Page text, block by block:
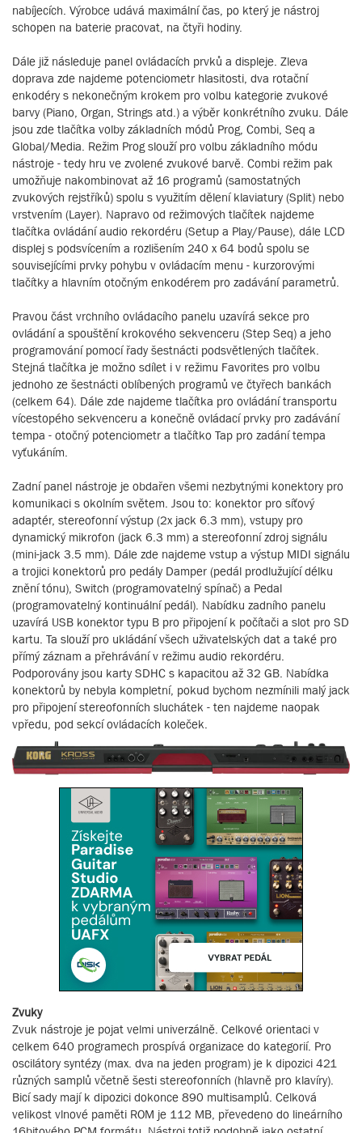
nabíjecích. Výrobce udává maximální čas, po který je nástroj
schopen na baterie pracovat, na čtyři hodiny.
Dále již následuje panel ovládacích prvků a displeje. Zleva
doprava zde najdeme potenciometr hlasitosti, dva rotační
enkodéry s nekonečným krokem pro volbu kategorie zvukové
barvy (Piano, Organ, Strings atd.) a výběr konkrétního zvuku. Dále
jsou zde tlačítka volby základních módů Prog, Combi, Seq a
Global/Media. Režim Prog slouží pro volbu základního módu
nástroje - tedy hru ve zvolené zvukové barvě. Combi režim pak
umožňuje nakombinovat až 16 programů (samostatných
zvukových rejstříků) spolu s využitím dělení klaviatury (Split) nebo
vrstvením (Layer). Napravo od režimových tlačítek najdeme
tlačítka ovládání audio rekordéru (Setup a Play/Pause), dále LCD
displej s podsvícením a rozlišením 240 x 64 bodů spolu se
souvisejícími prvky pohybu v ovládacím menu - kurzorovými
tlačítky a hlavním otočným enkodérem pro zadávání parametrů.
Pravou část vrchního ovládacího panelu uzavírá sekce pro
ovládání a spouštění krokového sekvenceru (Step Seq) a jeho
programování pomocí řady šestnácti podsvětlených tlačítek.
Stejná tlačítka je možno sdílet i v režimu Favorites pro volbu
jednoho ze šestnácti oblíbených programů ve čtyřech bankách
(celkem 64). Dále zde najdeme tlačítka pro ovládání transportu
vícestopého sekvenceru a konečně ovládací prvky pro zadávání
tempa - otočný potenciometr a tlačítko Tap pro zadání tempa
vyťukáním.
Zadní panel nástroje je obdařen všemi nezbytnými konektory pro
komunikaci s okolním světem. Jsou to: konektor pro síťový
adaptér, stereofonní výstup (2x jack 6.3 mm), vstupy pro
dynamický mikrofon (jack 6.3 mm) a stereofonní zdroj signálu
(mini-jack 3.5 mm). Dále zde najdeme vstup a výstup MIDI signálu
a trojici konektorů pro pedály Damper (pedál prodlužující délku
znění tónu), Switch (programovatelný spínač) a Pedal
(programovatelný kontinuální pedál). Nabídku zadního panelu
uzavírá USB konektor typu B pro připojení k počítači a slot pro SD
kartu. Ta slouží pro ukládání všech uživatelských dat a také pro
přímý záznam a přehrávání v režimu audio rekordéru.
Podporovány jsou karty SDHC s kapacitou až 32 GB. Nabídka
konektorů by nebyla kompletní, pokud bychom nezmínili malý jack
pro připojení stereofonních sluchátek - ten najdeme naopak
vpředu, pod sekcí ovládacích koleček.
Zvuky
Zvuk nástroje je pojat velmi univerzálně. Celkové orientaci v
celkem 640 programech prospívá organizace do kategorií. Pro
oscilátory syntézy (max. dva na jeden program) je k dipozici 421
různých samplů včetně šesti stereofonních (hlavně pro klavíry).
Bicí sady mají k dipozici dokonce 890 multisamplů. Celková
velikost vlnové paměti ROM je 112 MB, převedeno do lineárního